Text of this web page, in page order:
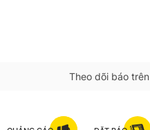
Theo dõi báo trên